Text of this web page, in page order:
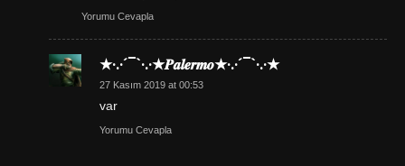
Yorumu Cevapla
★·.·´¯`·.·★𝑷𝒂𝒍𝒆𝒓𝒎𝒐★·.·´¯`·.·★
27 Kasım 2019 at 00:53
var
Yorumu Cevapla